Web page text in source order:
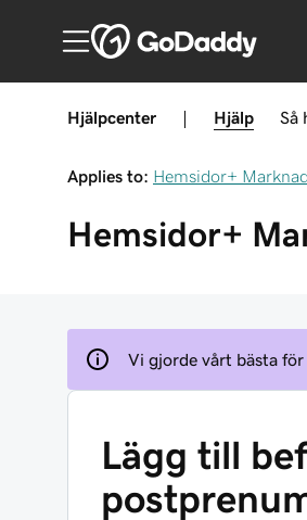
Hjälpcenter Hjälp Så
Applies to: Hemsidor+
Hemsidor+
Vi gjorde vårt bästa för
Lägg till